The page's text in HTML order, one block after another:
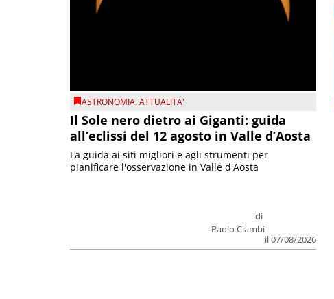
ASTRONOMIA,ATTUALITA'
Il Sole nero dietro ai Giganti: guida
all’eclissi del 12 agosto in Valle d’Aosta
di
Paolo Ciambi
il 07/08/2026
La guida ai siti migliori e agli strumenti per
pianificare l'osservazione in Valle d'Aosta